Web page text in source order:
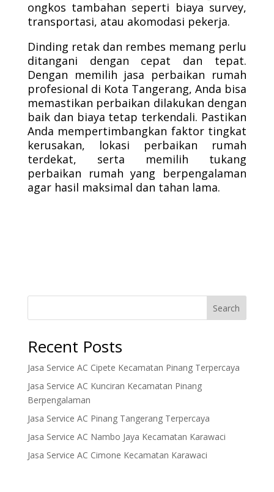
ongkos tambahan seperti biaya survey,
transportasi, atau akomodasi pekerja.
Dinding retak dan rembes memang perlu
ditangani dengan cepat dan tepat.
Dengan memilih jasa perbaikan rumah
profesional di Kota Tangerang, Anda bisa
memastikan perbaikan dilakukan dengan
baik dan biaya tetap terkendali. Pastikan
Anda mempertimbangkan faktor tingkat
kerusakan, lokasi perbaikan rumah
terdekat, serta memilih tukang
perbaikan rumah yang berpengalaman
agar hasil maksimal dan tahan lama.
Search
Recent Posts
Jasa Service AC Cipete Kecamatan Pinang Terpercaya
Jasa Service AC Kunciran Kecamatan Pinang
Berpengalaman
Jasa Service AC Pinang Tangerang Terpercaya
Jasa Service AC Nambo Jaya Kecamatan Karawaci
Jasa Service AC Cimone Kecamatan Karawaci